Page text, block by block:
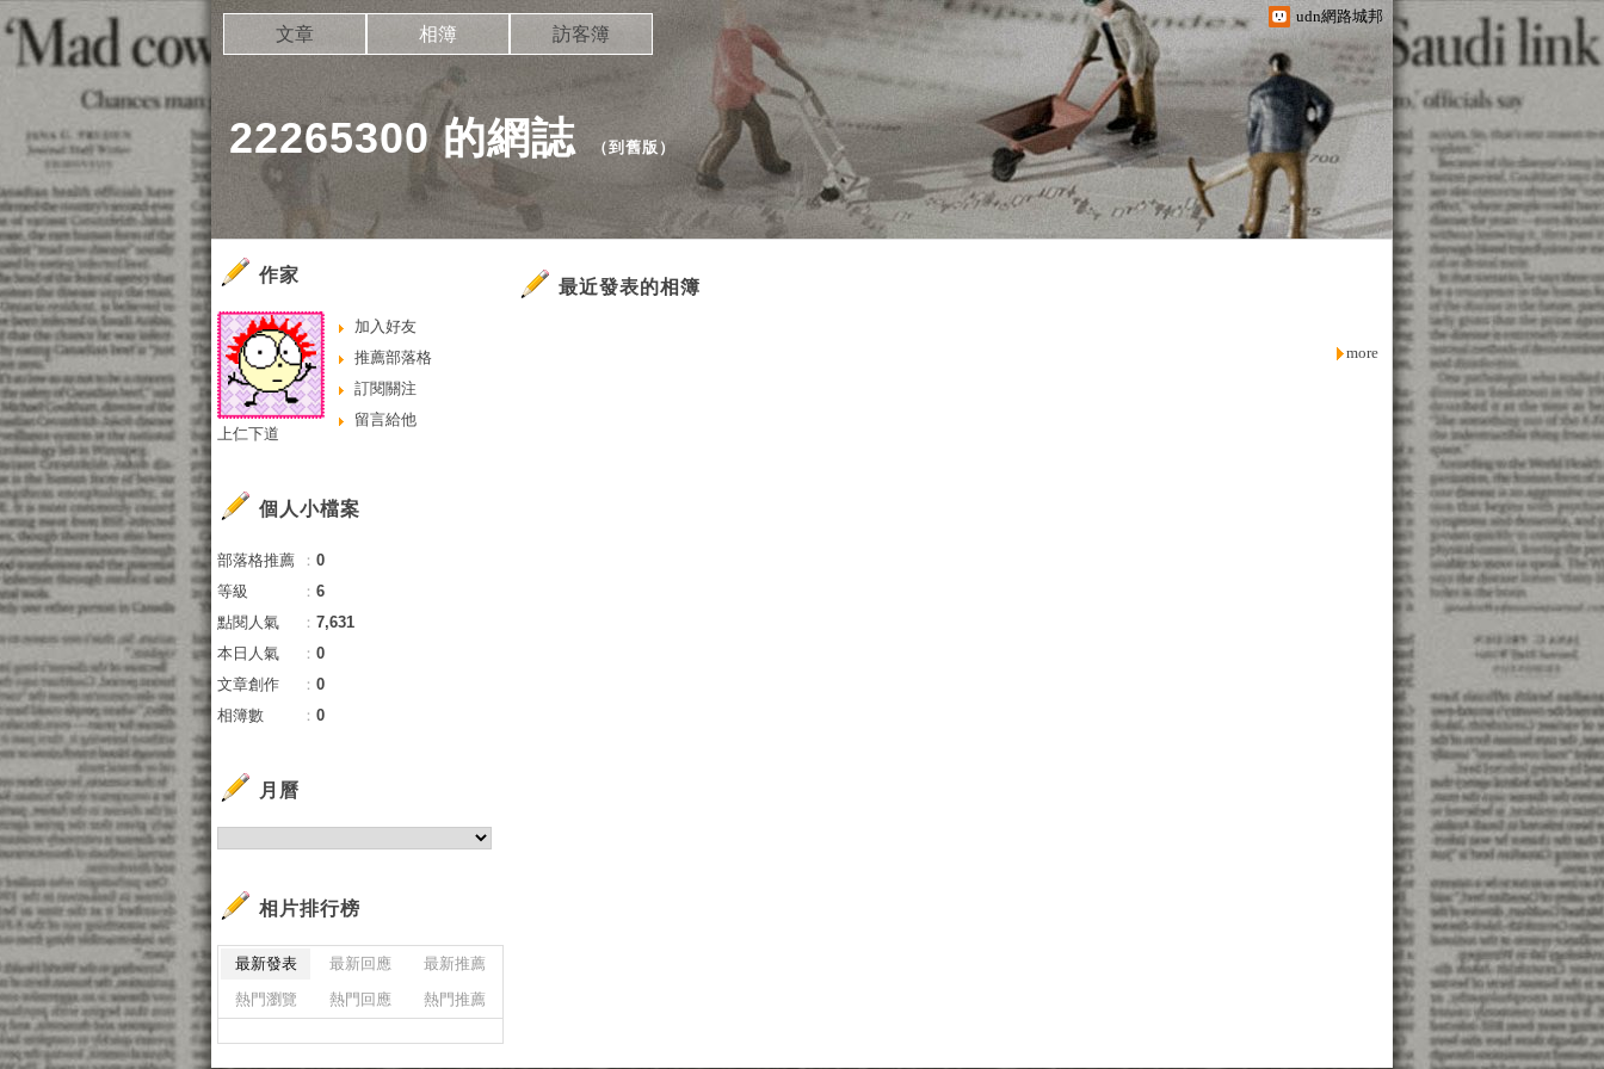
udn網路城邦
22265300 的網誌（到舊版 ）
文章 相簿 訪客簿
最近發表的相簿
more
作家
加入好友
推薦部落格
訂閱關注
留言給他
上仁下道
個人小檔案
部落格推薦 ： 0
等級
： 6
點閱人氣
： 7,631
本日人氣
： 0
文章創作
： 0
相簿數
： 0
月曆
相片排行榜
最新發表 最新回應
最新推薦
熱門瀏覽
熱門回應 熱門推薦